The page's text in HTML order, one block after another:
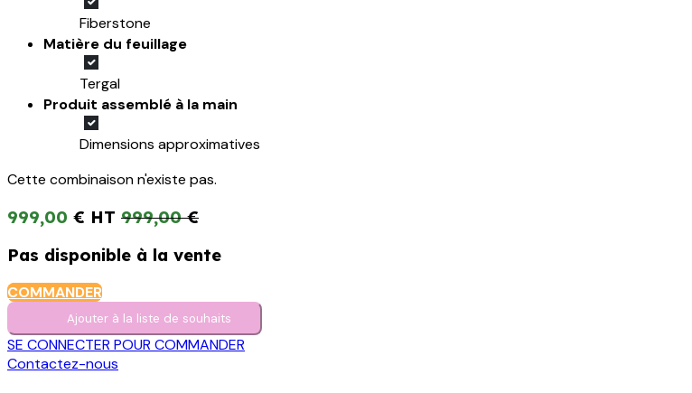
Fiberstone
Matière du feuillage
Tergal
Produit assemblé à la main
Dimensions approximatives
Cette combinaison n'existe pas.
999,00 € 999,00€
Pas disponible à la vente
COMMANDER
Ajouter à la liste de s​o​uh​aits
SE CONNECTER POUR COMMANDER
Contactez-nous